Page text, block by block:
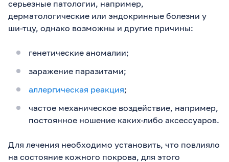
серьезные патологии, например,
дерматологические или эндокринные болезни у
ши-тцу, однако возможны и другие причины:
генетические аномалии;
заражение паразитами;
аллергическая реакция;
частое механическое воздействие, например,
постоянное ношение каких-либо аксессуаров.
Для лечения необходимо установить, что повлияло
на состояние кожного покрова, для этого